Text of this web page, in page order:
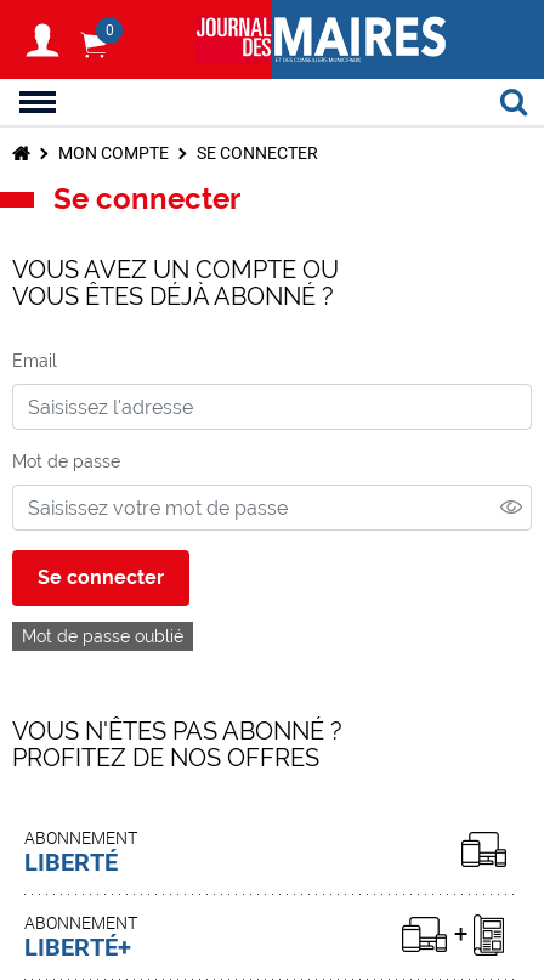
0
MON COMPTE SE CONNECTER
Se connecter
VOUS AVEZ UN COMPTE OU
VOUS ÊTES DÉJÀ ABONNÉ ?
Email
Mot de passe
Se connecter
Mot de passe oublié
VOUS N'ÊTES PAS ABONNÉ ?
PROFITEZ DE NOS OFFRES
ABONNEMENT
LIBERTÉ
ABONNEMENT
LIBERTÉ+